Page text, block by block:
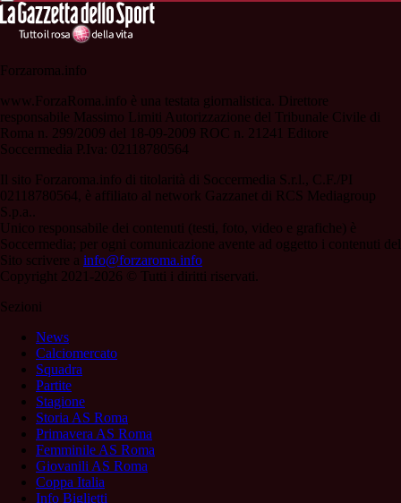
Forzaroma.info
www.ForzaRoma.info è una testata giornalistica. Direttore
responsabile Massimo Limiti Autorizzazione del Tribunale Civile di
Roma n. 299/2009 del 18-09-2009 ROC n. 21241 Editore
Soccermedia P.Iva: 02118780564
Il sito Forzaroma.info di titolarità di Soccermedia S.r.l., C.F./PI
02118780564, è affiliato al network Gazzanet di RCS Mediagroup
S.p.a..
Unico responsabile dei contenuti (testi, foto, video e grafiche) è
Soccermedia; per ogni comunicazione avente ad oggetto i contenuti del
Sito scrivere a info@forzaroma.info
Copyright 2021-2026 © Tutti i diritti riservati.
Sezioni
News
Calciomercato
Squadra
Partite
Stagione
Storia AS Roma
Primavera AS Roma
Femminile AS Roma
Giovanili AS Roma
Coppa Italia
Info Biglietti